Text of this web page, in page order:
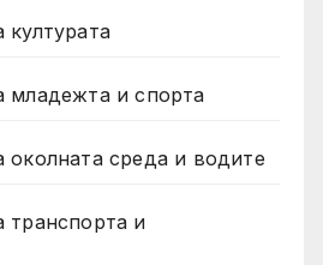
младежта и спорта
околната среда и водите
транспорта и